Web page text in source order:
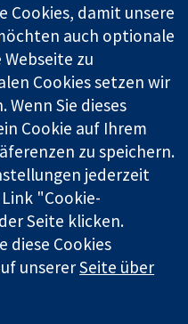
Pressestelle
Über uns
Cochrane
Library
gemeinützige Organisation
als eine Gesellschaft
registriert.
GB 718 2127 49.
|
Cookies, damit unsere
auch optionale
zu
Cookies setzen wir
Wenn Sie dieses
Cookie auf Ihrem
zu speichern.
jederzeit
"Cookie-
Seite klicken.
diese Cookies
unsererSeite über